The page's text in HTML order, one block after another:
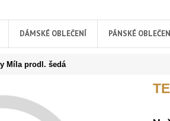
DÁMSKÉ OBLEČENÍ PÁNSKÉ OBLEČENÍ
Míla prodl. šedá